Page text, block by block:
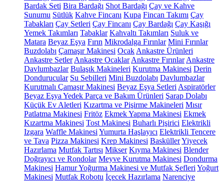
Bardak Seti Bira Bardağı Shot Bardağı Çay ve Kahve
Sunumu Sütlük Kahve Fincanı Kupa Fincan Takımı Çay
Tabakları Çay Setleri Çay Fincanı Çay Bardağı Çay Kaşığı
Yemek Takımları Tabaklar Kahvaltı Takımları Suluk ve
Matara Beyaz Eşya Fırın Mikrodalga Fırınlar Mini Fırınlar
Buzdolabı Çamaşır Makinesi Ocak Ankastre Ürünleri
Ankastre Setler Ankastre Ocaklar Ankastre Fırınlar Ankastre
Davlumbazlar Bulaşık Makineleri Kurutma Makinesi Derin
Dondurucular Su Sebilleri Mini Buzdolabı Davlumbazlar
Kurutmalı Çamaşır Makinesi Beyaz Eşya Setleri Aspiratörler
Beyaz Eşya Yedek Parça ve Bakım Ürünleri Şarap Dolabı
Küçük Ev Aletleri Kızartma ve Pişirme Makineleri Mısır
Patlatma Makinesi Fritöz Ekmek Yapma Makinesi Ekmek
Kızartma Makinesi Tost Makinesi Buharlı Pişirici Elektrikli
Izgara Waffle Makinesi Yumurta Haşlayıcı Elektrikli Tencere
ve Tava Pizza Makinesi Krep Makinesi BasküllerYiyecek
Hazırlama Mutfak Tartısı Mikser Kıyma Makinesi Blender
Doğrayıcı ve Rondolar Meyve Kurutma Makinesi Dondurma
Makinesi Hamur Yoğurma Makinesi ve Mutfak Şefleri Yoğurt
Makinesi Mutfak Robotu İçecek Hazırlama Narenciye